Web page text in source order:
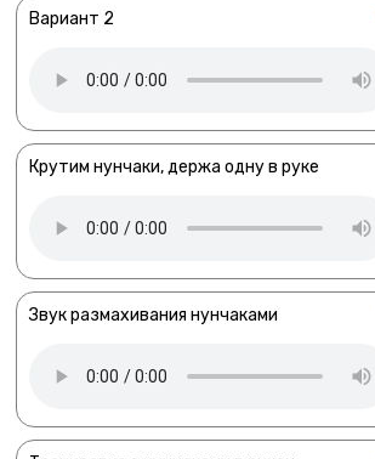
Вариант 2
Крутим нунчаки, держа одну в руке
Звук размахивания нунчаками